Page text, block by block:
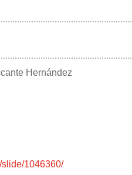
Hernández
slide/1046360/